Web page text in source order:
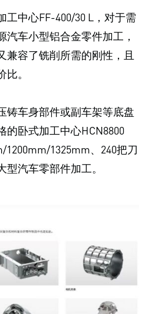
工中心FF-400/30 L，对于需
汽车小型铝合金零件加工，
兼容了铣削所需的刚性，且
。
铸车身部件或副车架等底盘
的卧式加工中心HCN8800
1200mm/1325mm、240把刀
汽车零部件加工。